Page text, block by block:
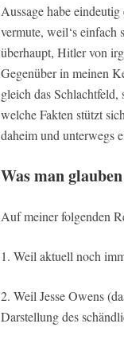
Aussage habe
vermute, weil‘s einfach
überhaupt, Hitler von
Gegenüber in meinen
gleich das
welche Fakten stützt
daheim und unterwegs
Was man
Auf meiner folgenden
1. Weil aktuell noch
2. Weil Jesse Owens
Darstellung des